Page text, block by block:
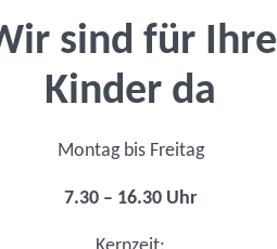
sind für Ihre
Kinder da
Montag bis Freitag
7.30 – 16.30 Uhr